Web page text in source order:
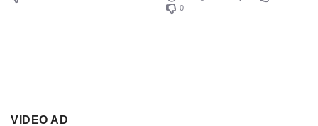
0
VIDEO AD